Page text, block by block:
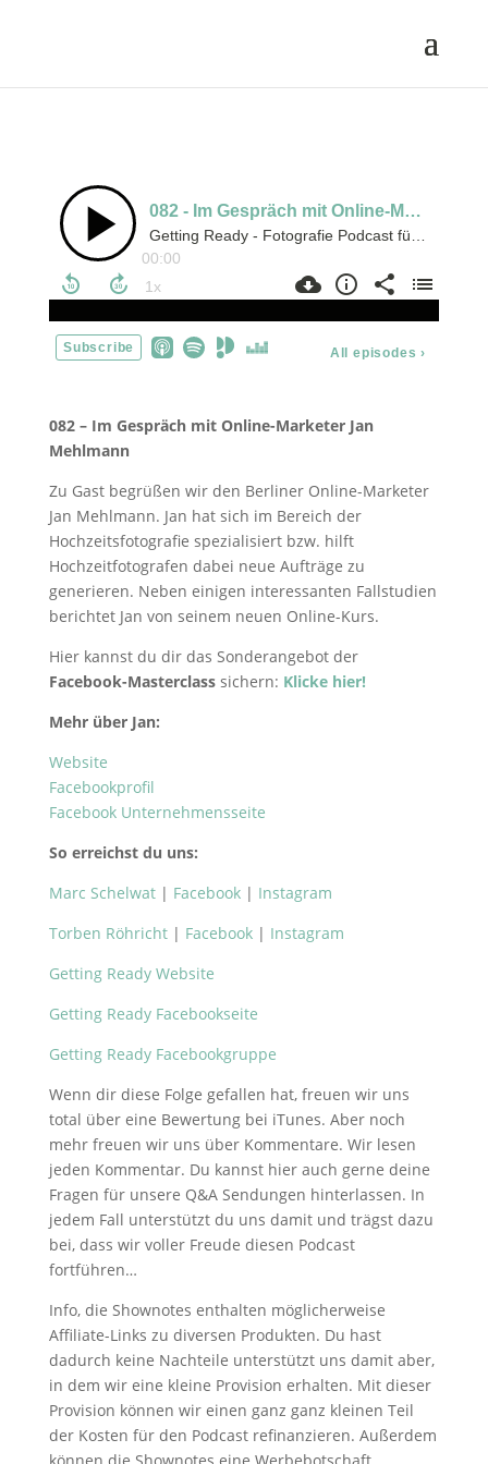
082 – Im Gespräch mit Online-Marketer Jan
Mehlmann
Zu Gast begrüßen wir den Berliner Online-Marketer
Jan Mehlmann. Jan hat sich im Bereich der
Hochzeitsfotografie spezialisiert bzw. hilft
Hochzeitfotografen dabei neue Aufträge zu
generieren. Neben einigen interessanten Fallstudien
berichtet Jan von seinem neuen Online-Kurs.
Hier kannst du dir das Sonderangebot der
Facebook-Masterclasssichern: Klicke hier!
Mehr über Jan:
Website
Facebookprofil
Facebook Unternehmensseite
So erreichst du uns:
Marc Schelwat| Facebook| Instagram
Torben Röhricht| Facebook| Instagram
Getting Ready Website
Getting Ready Facebookseite
Getting Ready Facebookgruppe
Wenn dir diese Folge gefallen hat, freuen wir uns
total über eine Bewertung bei iTunes. Aber noch
mehr freuen wir uns über Kommentare. Wir lesen
jeden Kommentar. Du kannst hier auch gerne deine
Fragen für unsere Q&A Sendungen hinterlassen. In
jedem Fall unterstützt du uns damit und trägst dazu
bei, dass wir voller Freude diesen Podcast
fortführen…
Info, die Shownotes enthalten möglicherweise
Affiliate-Links zu diversen Produkten. Du hast
dadurch keine Nachteile unterstützt uns damit aber,
in dem wir eine kleine Provision erhalten. Mit dieser
Provision können wir einen ganz ganz kleinen Teil
der Kosten für den Podcast refinanzieren. Außerdem